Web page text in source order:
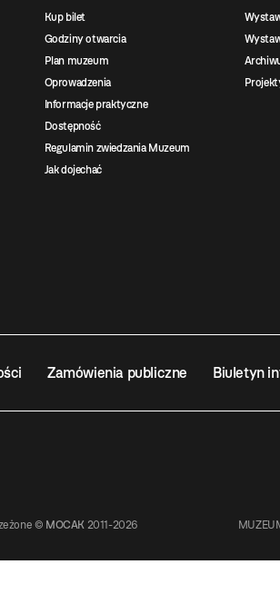
Kup bilet
Godziny otwarcia
Plan muzeum
Oprowadzenia
Informacje praktyczne
Dostępność
Regulamin zwiedzania Muzeum
Jak dojechać
Zamówienia publiczne Biuletyn
© MOCAK 2011-2026